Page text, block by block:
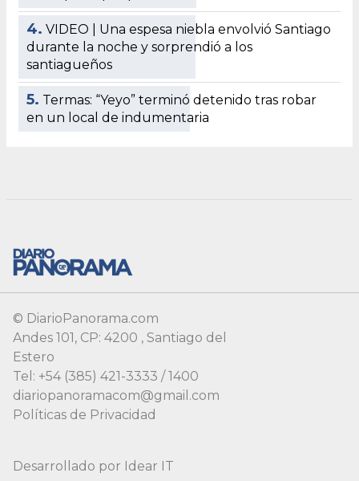
© DiarioPanorama.com
Andes 101, CP: 4200 , Santiago del
Estero
Tel: +54 (385) 421-3333 / 1400
diariopanoramacom@gmail.com
Políticas de Privacidad
Desarrollado por Idear IT